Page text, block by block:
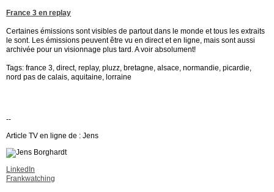
France 3 en replay
Certaines émissions sont visibles de partout dans le monde et tous les extraits
le sont. Les émissions peuvent être vu en direct et en ligne, mais sont aussi
archivée pour un visionnage plus tard. A voir absolument!
Tags: france 3, direct, replay, pluzz, bretagne, alsace, normandie, picardie,
nord pas de calais, aquitaine, lorraine
--
Article TV en ligne de : Jens
LinkedIn
Frankwatching